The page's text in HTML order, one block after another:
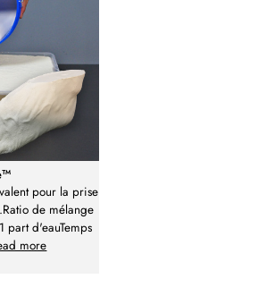
pour la prise
de mélange
d'eauTemps
more